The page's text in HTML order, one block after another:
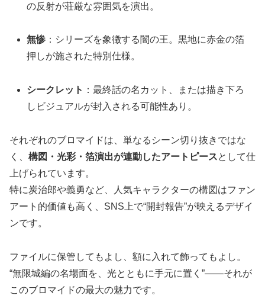
の反射が荘厳な雰囲気を演出。
無惨 ：シリーズを象徴する闇の王。黒地に赤金の箔
押しが施された特別仕様。
シークレット ：最終話の名カット、または描き下ろ
しビジュアルが封入される可能性あり。
それぞれのブロマイドは、単なるシーン切り抜きではな
く、 構図・光彩・箔演出が連動したアートピースとして仕
上げられています。
特に炭治郎や義勇など、人気キャラクターの構図はファン
アート的価値も高く、SNS上で“開封報告”が映えるデザイ
ンです。
ファイルに保管してもよし、額に入れて飾ってもよし。
“無限城編の名場面を、光とともに手元に置く”――それが
このブロマイドの最大の魅力です。